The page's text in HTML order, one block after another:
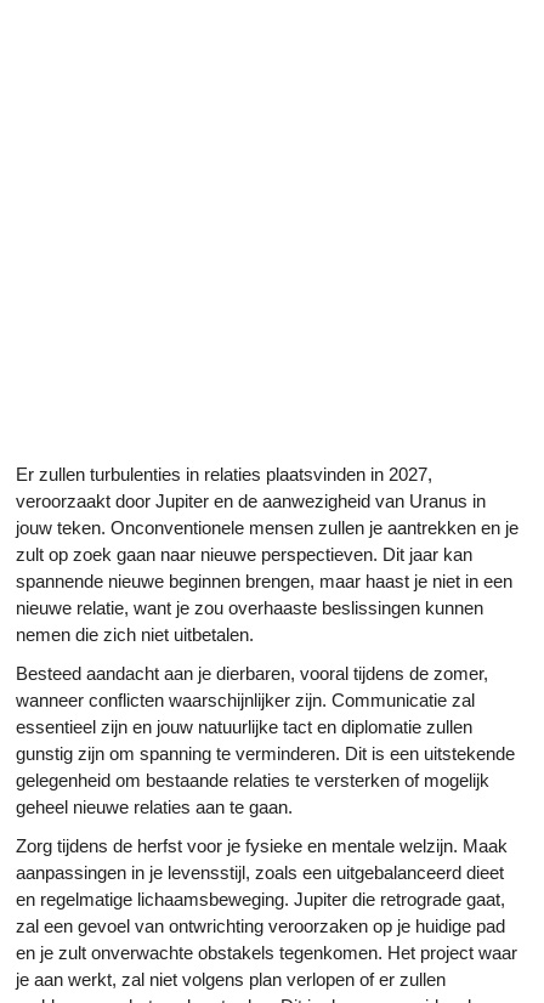
Er zullen turbulenties in relaties plaatsvinden in 2027,
veroorzaakt door Jupiter en de aanwezigheid van Uranus in
jouw teken. Onconventionele mensen zullen je aantrekken en je
zult op zoek gaan naar nieuwe perspectieven. Dit jaar kan
spannende nieuwe beginnen brengen, maar haast je niet in een
nieuwe relatie, want je zou overhaaste beslissingen kunnen
nemen die zich niet uitbetalen.
Besteed aandacht aan je dierbaren, vooral tijdens de zomer,
wanneer conflicten waarschijnlijker zijn. Communicatie zal
essentieel zijn en jouw natuurlijke tact en diplomatie zullen
gunstig zijn om spanning te verminderen. Dit is een uitstekende
gelegenheid om bestaande relaties te versterken of mogelijk
geheel nieuwe relaties aan te gaan.
Zorg tijdens de herfst voor je fysieke en mentale welzijn. Maak
aanpassingen in je levensstijl, zoals een uitgebalanceerd dieet
en regelmatige lichaamsbeweging. Jupiter die retrograde gaat,
zal een gevoel van ontwrichting veroorzaken op je huidige pad
en je zult onverwachte obstakels tegenkomen. Het project waar
je aan werkt, zal niet volgens plan verlopen of er zullen